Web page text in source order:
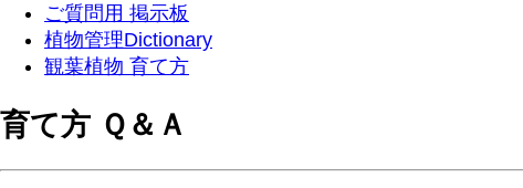
ご質問用 掲示板
植物管理Dictionary
観葉植物 育て方
育て方 Ｑ＆Ａ